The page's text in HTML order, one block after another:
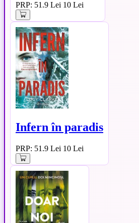
PRP: 51.9 Lei 10 Lei
Infern în paradis
PRP: 51.9 Lei 10 Lei